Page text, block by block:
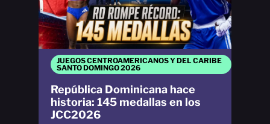
JUEGOS CENTROAMERICANOS Y DEL CARIBE
SANTO DOMINGO 2026
República Dominicana hace
historia: 145 medallas en los
JCC2026